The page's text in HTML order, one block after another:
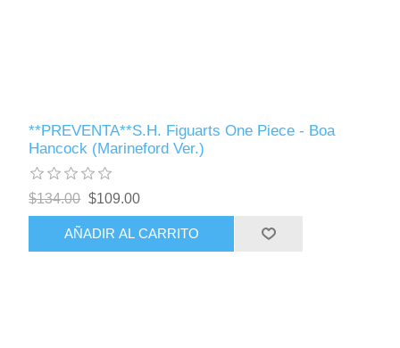
**PREVENTA**S.H. Figuarts One Piece - Boa
Hancock (Marineford Ver.)
$134.00 $109.00
AÑADIR AL CARRITO